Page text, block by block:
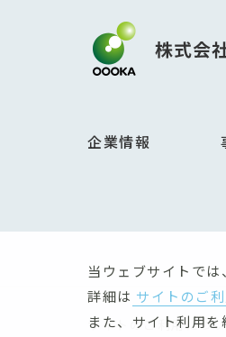
企業情報
サイトのご利用につ
当ウェブサイトで
詳細は サイトのご
また、サイト利用